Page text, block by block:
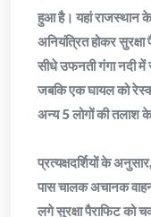
हुआ है। यहां राजस्थान
अनियंत्रित होकर
सीधे उफनती गंगा नदी में
जबकि एक घायल को
अन्य 5 लोगों की तलाश
​प्रत्यक्षदर्शियों के
पास चालक अचानक
लगे सुरक्षा पैराफिट को